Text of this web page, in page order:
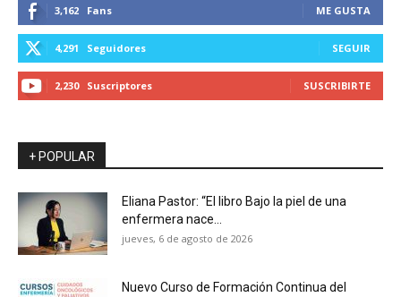
3,162 Fans ME GUSTA
4,291 Seguidores SEGUIR
2,230 Suscriptores SUSCRIBIRTE
+ POPULAR
Eliana Pastor: “El libro Bajo la piel de una
enfermera nace...
jueves, 6 de agosto de 2026
Nuevo Curso de Formación Continua del